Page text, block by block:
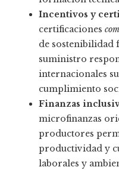
Incentivos y
certificaciones
de sostenibilidad
suministro
internacionales
cumplimiento
Finanzas
microfinanzas
productores
productividad y
laborales y